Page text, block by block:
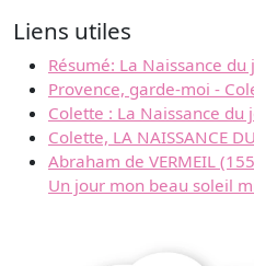
Liens utiles
Résumé: La Naissance du
Provence, garde-moi -
Colette : La Naissance du
Colette, LA NAISSANCE
Abraham de VERMEIL
Un jour mon beau soleil